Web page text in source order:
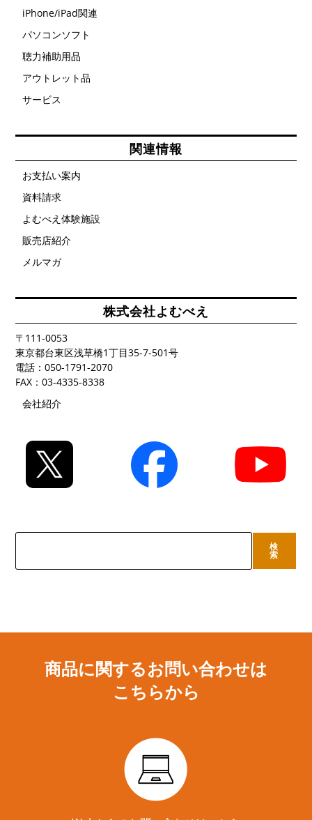
iPhone/iPad関連
パソコンソフト
聴力補助用品
アウトレット品
サービス
関連情報
お支払い案内
資料請求
よむべえ体験施設
販売店紹介
メルマガ
株式会社よむべえ
〒111-0053
東京都台東区浅草橋1丁目35-7-501号
電話：050-1791-2070
FAX：03-4335-8338
会社紹介
検
検
索
商品に関するお問い合わせは
こちらから